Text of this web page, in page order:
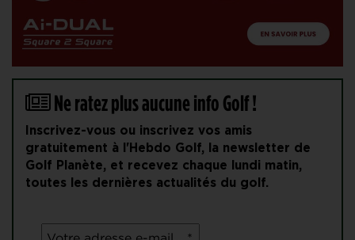
Ne ratez plus aucune info Golf !
Inscrivez-vous ou inscrivez vos amis
gratuitement à l'Hebdo Golf, la newsletter de
Golf Planète, et recevez chaque lundi matin,
toutes les dernières actualités du golf.